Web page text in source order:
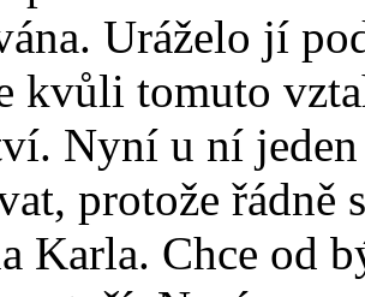
Uráželo jí
kvůli tomuto
Nyní u ní
protože řádně
Karla. Chce od